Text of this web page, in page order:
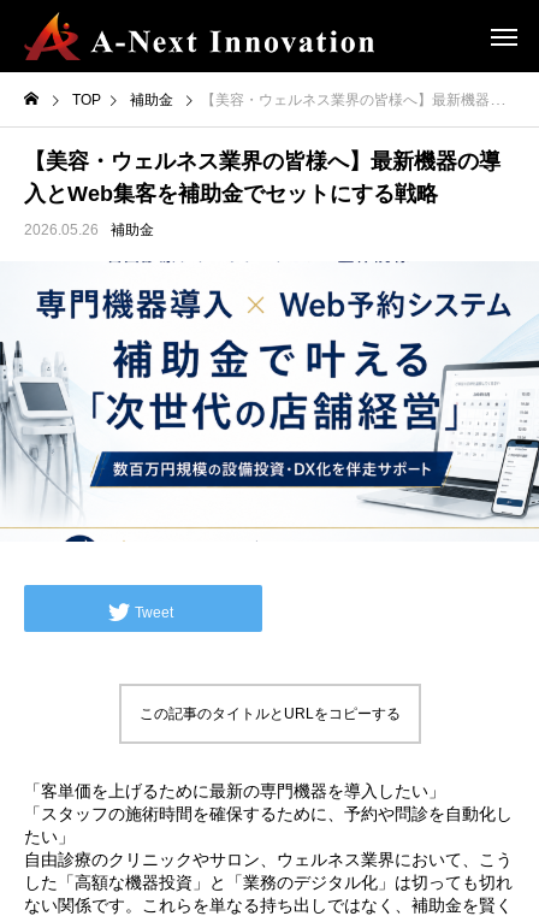
TOP 補助金 【美容・ウェルネス業界の皆様へ】最新機器の導入とWeb集客を補助金でセットにする戦略
【美容・ウェルネス業界の皆様へ】最新機器の導
入とWeb集客を補助金でセットにする戦略
2026.05.26 補助金
Tweet
この記事のタイトルとURLをコピーする
「客単価を上げるために最新の専門機器を導入したい」
「スタッフの施術時間を確保するために、予約や問診を自動化し
たい」
自由診療のクリニックやサロン、ウェルネス業界において、こう
した「高額な機器投資」と「業務のデジタル化」は切っても切れ
ない関係です。これらを単なる持ち出しではなく、補助金を賢く